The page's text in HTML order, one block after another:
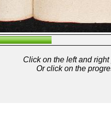
Click on the left and
Or click on the